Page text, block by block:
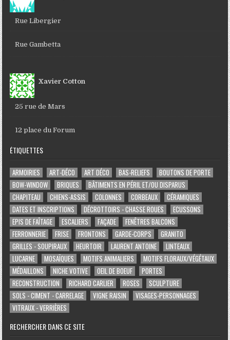
Rue Libergier
Rue Gambetta
Xavier Cotton
25 rue de Mars
12 place du Forum
ÉTIQUETTES
ARMOIRIES ART-DÉCO ART DÉCO BAS-RELIEFS
BOUTONS DE PORTE
BOW-WINDOW
BRIQUES
BÂTIMENTS EN PÉRIL ET/OU DISPARUS
CHAPITEAU
CHIENS-ASSIS COLONNES CORBEAUX
CÉRAMIQUES
DATES ET INSCRIPTIONS
DÉCROTTOIRS - CHASSE ROUES
ECUSSONS
EPIS DE FAÎTAGE
ESCALIERS FAÇADE
FENÊTRES BALCONS
FERRONNERIE
FRISE FRONTONS GARDE-CORPS
GRANITO
GRILLES - SOUPIRAUX
HEURTOIR LAURENT ANTOINE
LINTEAUX
LUCARNE
MOSAÏQUES MOTIFS ANIMALIERS
MOTIFS FLORAUX/VÉGÉTAUX
MÉDAILLONS
NICHE VOTIVE OEIL DE BOEUF
PORTES
RECONSTRUCTION
RICHARD CARLIER ROSES
SCULPTURE
SOLS - CIMENT - CARRELAGE
VIGNE RAISIN
VISAGES-PERSONNAGES
VITRAUX - VERRIÈRES
RECHERCHER DANS CE SITE